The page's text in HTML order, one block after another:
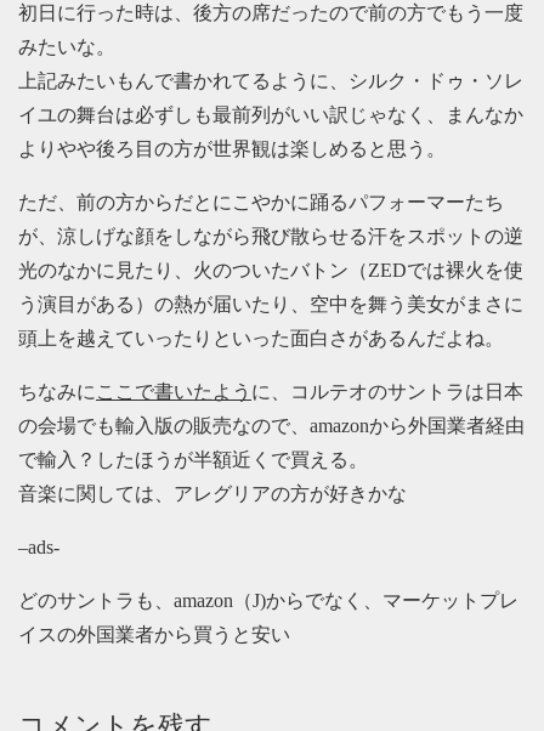
初日に行った時は、後方の席だったので前の方でもう一度
みたいな。
上記みたいもんで書かれてるように、シルク・ドゥ・ソレ
イユの舞台は必ずしも最前列がいい訳じゃなく、まんなか
よりやや後ろ目の方が世界観は楽しめると思う。
ただ、前の方からだとにこやかに踊るパフォーマーたち
が、涼しげな顔をしながら飛び散らせる汗をスポットの逆
光のなかに見たり、火のついたバトン（ZEDでは裸火を使
う演目がある）の熱が届いたり、空中を舞う美女がまさに
頭上を越えていったりといった面白さがあるんだよね。
ちなみに ここで書いたよう に、コルテオのサントラは日本
の会場でも輸入版の販売なので、amazonから外国業者経由
で輸入？したほうが半額近くで買える。
音楽に関しては、アレグリアの方が好きかな
–ads-
どのサントラも、amazon（J)からでなく、マーケットプレ
イスの外国業者から買うと安い